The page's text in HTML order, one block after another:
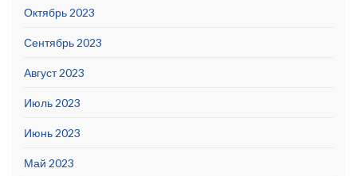
Октябрь 2023
Сентябрь 2023
Август 2023
Июль 2023
Июнь 2023
Май 2023